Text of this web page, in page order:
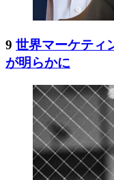
9 世界マーケティ
が明らかに